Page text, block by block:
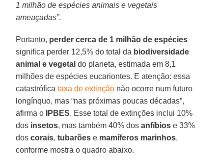
1 milhão de espécies animais e vegetais
ameaçadas”.
Portanto, perder cerca de 1 milhão de espécies
significa perder 12,5% do total da biodiversidade
animal e vegetal do planeta, estimada em 8,1
milhões de espécies eucariontes. E atenção: essa
catastróficataxa de extinção não ocorre num futuro
longínquo, mas “nas próximas poucas décadas”,
afirma o
IPBES. Esse total de extinções inclui 10%
dos insetos, mas também 40% dosanfíbios e 33%
doscorais,tubarões e mamíferos marinhos,
conforme mostra o quadro abaixo.